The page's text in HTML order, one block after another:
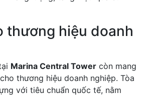
thương hiệu doanh
Marina Central Tower còn mang
thương hiệu doanh nghiệp. Tòa
với tiêu chuẩn quốc tế, nằm